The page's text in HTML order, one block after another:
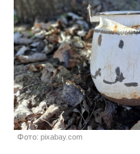
Фото: pixabay.com